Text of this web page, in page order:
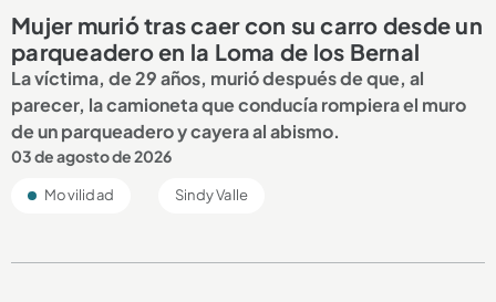
Mujer murió tras caer con su carro desde un
parqueadero en la Loma de los Bernal
La víctima, de 29 años, murió después de que, al
parecer, la camioneta que conducía rompiera el muro
de un parqueadero y cayera al abismo.
03 de agosto de 2026
Movilidad Sindy Valle